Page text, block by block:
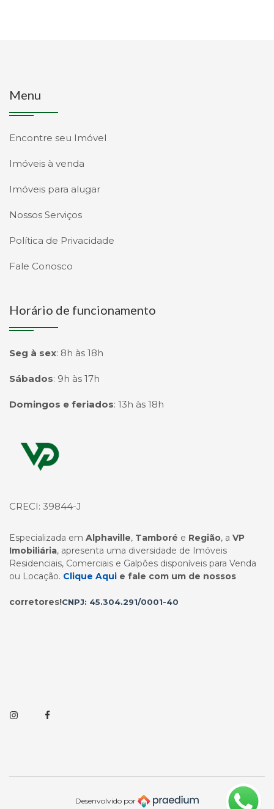
Menu
Encontre seu Imóvel
Imóveis à venda
Imóveis para alugar
Nossos Serviços
Política de Privacidade
Fale Conosco
Horário de funcionamento
Seg à sex: 8h às 18h
Sábados: 9h às 17h
Domingos e feriados: 13h às 18h
Página inicial
CRECI: 39844-J
Especializada em Alphaville, Tamboré e Região, a VP
Imobiliária, apresenta uma diversidade de Imóveis
Residenciais, Comerciais e Galpões disponíveis para Venda
ou Locação. Clique Aqui e fale com um de nossos
corretores!CNPJ: 45.304.291/0001-40
InstagramFacebook
Desenvolvido por